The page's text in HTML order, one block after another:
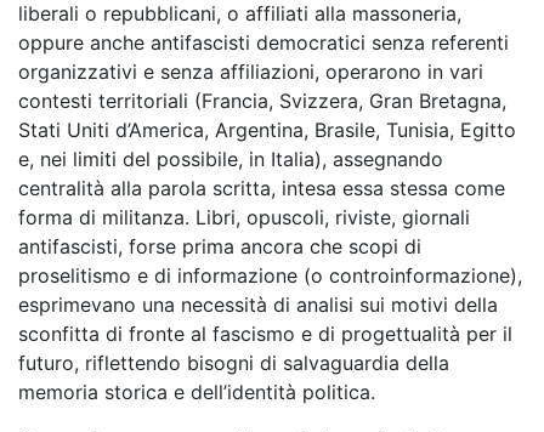
liberali o repubblicani, o affiliati alla massoneria,
oppure anche antifascisti democratici senza referenti
organizzativi e senza affiliazioni, operarono in vari
contesti territoriali (Francia, Svizzera, Gran Bretagna,
Stati Uniti d’America, Argentina, Brasile, Tunisia, Egitto
e, nei limiti del possibile, in Italia), assegnando
centralità alla parola scritta, intesa essa stessa come
forma di militanza. Libri, opuscoli, riviste, giornali
antifascisti, forse prima ancora che scopi di
proselitismo e di informazione (o controinformazione),
esprimevano una necessità di analisi sui motivi della
sconfitta di fronte al fascismo e di progettualità per il
futuro, riflettendo bisogni di salvaguardia della
memoria storica e dell’identità politica.